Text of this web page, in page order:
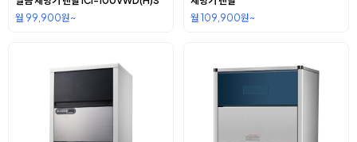
월 99,900원~
월 109,900원~